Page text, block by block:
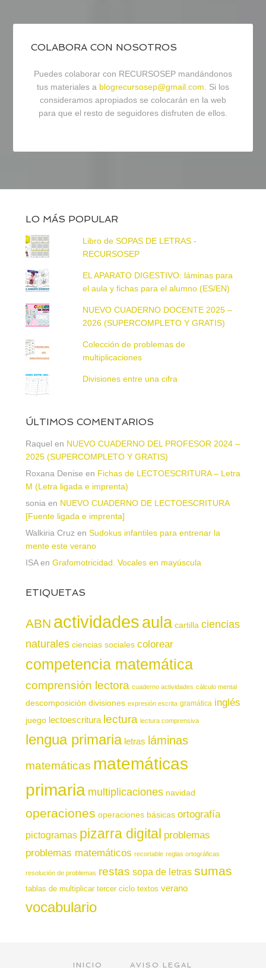
COLABORA CON NOSOTROS
Puedes colaborar con RECURSOSEP mandándonos
tus materiales a blogrecursosep@gmail.com. Si los
consideramos apropiados se colocarán en la web
para que el resto de seguidores disfruten de ellos.
LO MÁS POPULAR
Libro de SOPAS DE LETRAS -
RECURSOSEP
EL APARATO DIGESTIVO: láminas para
el aula y fichas para el alumno (ES/EN)
NUEVO CUADERNO DOCENTE 2025 –
2026 (SUPERCOMPLETO Y GRATIS)
Colección de problemas de
multiplicaciones
Divisiones entre una cifra
ÚLTIMOS COMENTARIOS
Raquel en NUEVO CUADERNO DEL PROFESOR 2024 –
2025 (SUPERCOMPLETO Y GRATIS)
Roxana Denise en Fichas de LECTOESCRITURA – Letra
M (Letra ligada e imprenta)
sonia en NUEVO CUADERNO DE LECTOESCRITURA
[Fuente ligada e imprenta]
Walkiria Cruz en Sudokus infantiles para entrenar la
mente este verano
ISAen Grafomotricidad. Vocales en mayúscula
ETIQUETAS
ABN actividadesaula cartilla ciencias
naturales ciencias sociales colorear
competencia matemática
comprensión lectora cuaderno actividades cálculo mental
descomposición divisiones expresión escrita gramática inglés
juego lectoescritura lectura lectura comprensiva
lengua primaria letras láminas
matemáticas matemáticas
primaria multiplicaciones navidad
operaciones operaciones básicas ortografía
pictogramas pizarra digital problemas
problemas matemáticos recortable reglas ortográficas
resolución de problemas restas sopa de letras sumas
tablas de multiplicar tercer ciclo textos verano
vocabulario
INICIO AVISO LEGAL